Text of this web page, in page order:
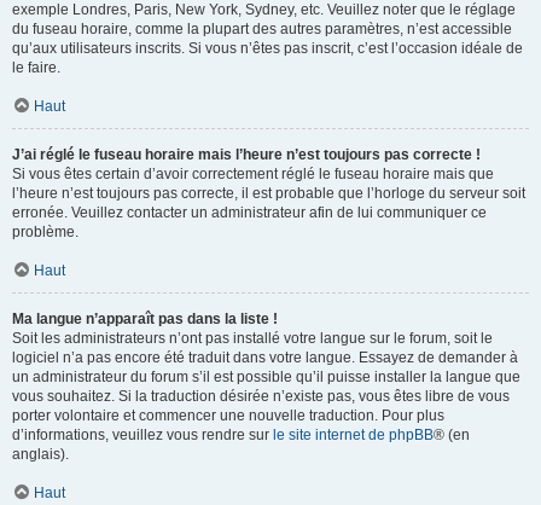
exemple Londres, Paris, New York, Sydney, etc. Veuillez noter que le réglage
du fuseau horaire, comme la plupart des autres paramètres, n’est accessible
qu’aux utilisateurs inscrits. Si vous n’êtes pas inscrit, c’est l’occasion idéale de
le faire.
Haut
J’ai réglé le fuseau horaire mais l’heure n’est toujours pas correcte !
Si vous êtes certain d’avoir correctement réglé le fuseau horaire mais que
l’heure n’est toujours pas correcte, il est probable que l’horloge du serveur soit
erronée. Veuillez contacter un administrateur afin de lui communiquer ce
problème.
Haut
Ma langue n’apparaît pas dans la liste !
Soit les administrateurs n’ont pas installé votre langue sur le forum, soit le
logiciel n’a pas encore été traduit dans votre langue. Essayez de demander à
un administrateur du forum s’il est possible qu’il puisse installer la langue que
vous souhaitez. Si la traduction désirée n’existe pas, vous êtes libre de vous
porter volontaire et commencer une nouvelle traduction. Pour plus
d’informations, veuillez vous rendre sur le site internet de phpBB® (en
anglais).
Haut